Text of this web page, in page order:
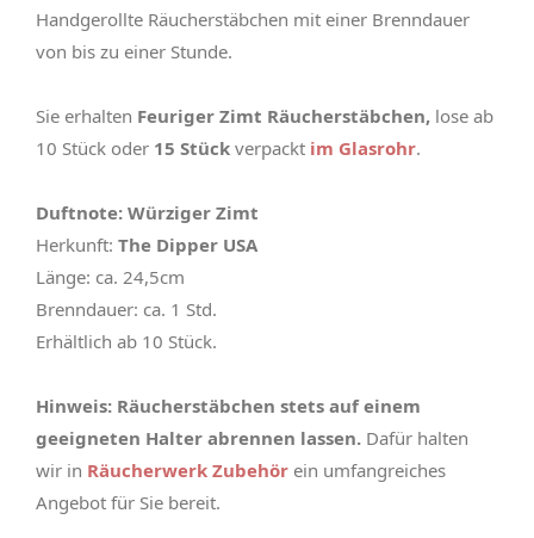
Handgerollte Räucherstäbchen mit einer Brenndauer
von bis zu einer Stunde.
Sie erhalten Feuriger Zimt Räucherstäbchen, lose ab
10 Stück oder 15 Stück verpackt im Glasrohr.
Duftnote: Würziger Zimt
Herkunft: The Dipper USA
Länge: ca. 24,5cm
Brenndauer: ca. 1 Std.
Erhältlich ab 10 Stück.
Hinweis: Räucherstäbchen stets auf einem
geeigneten Halter abrennen lassen. Dafür halten
wir in Räucherwerk Zubehör ein umfangreiches
Angebot für Sie bereit.